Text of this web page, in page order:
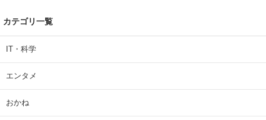
カテゴリ一覧
IT・科学
エンタメ
おかね